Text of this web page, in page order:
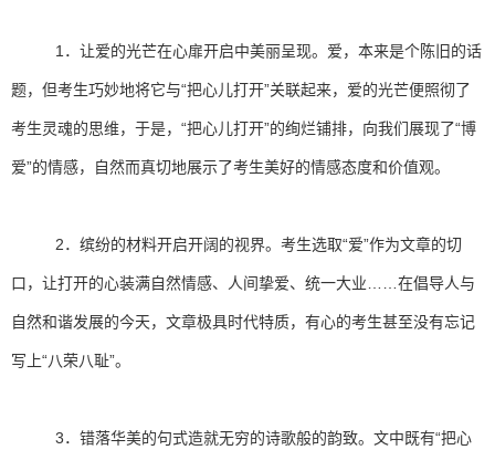
1．让爱的光芒在心扉开启中美丽呈现。爱，本来是个陈旧的话
题，但考生巧妙地将它与“把心儿打开”关联起来，爱的光芒便照彻了
考生灵魂的思维，于是，“把心儿打开”的绚烂铺排，向我们展现了“博
爱”的情感，自然而真切地展示了考生美好的情感态度和价值观。
2．缤纷的材料开启开阔的视界。考生选取“爱”作为文章的切
口，让打开的心装满自然情感、人间挚爱、统一大业……在倡导人与
自然和谐发展的今天，文章极具时代特质，有心的考生甚至没有忘记
写上“八荣八耻”。
3．错落华美的句式造就无穷的诗歌般的韵致。文中既有“把心